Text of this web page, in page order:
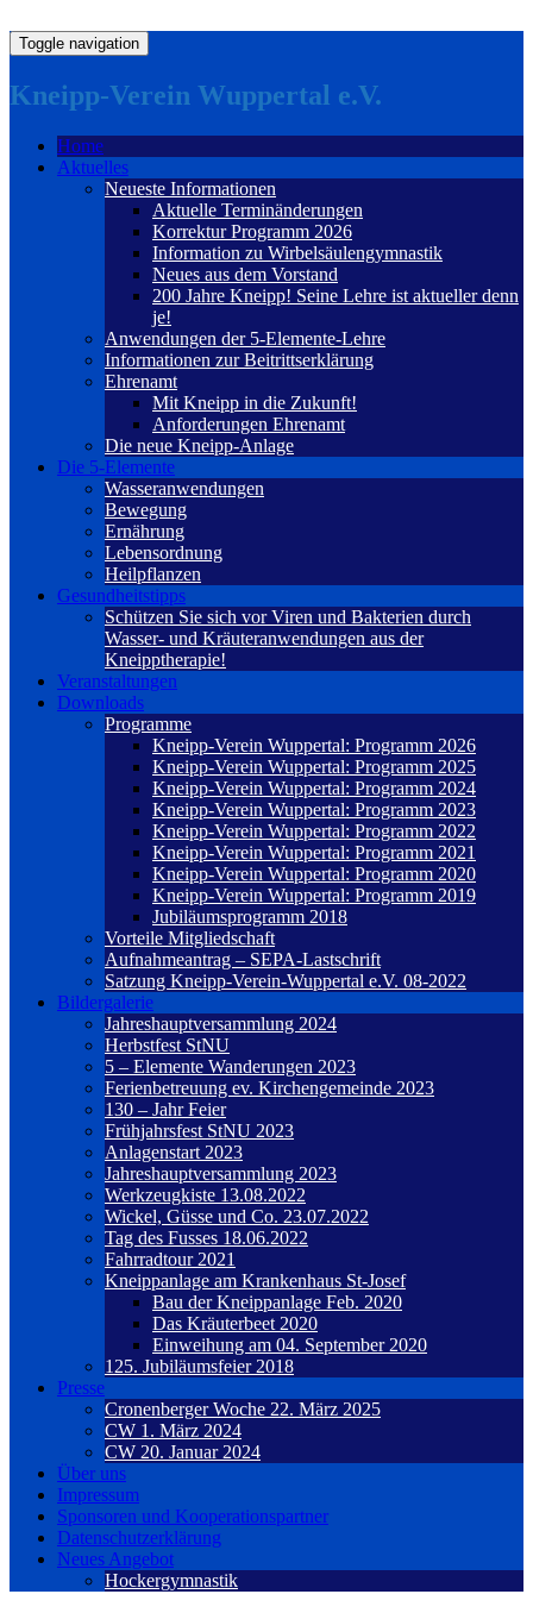
Toggle navigation
Kneipp-Verein Wuppertal e.V.
Home
Aktuelles
Neueste Informationen
Aktuelle Terminänderungen
Korrektur Programm 2026
Information zu Wirbelsäulengymnastik
Neues aus dem Vorstand
200 Jahre Kneipp! Seine Lehre ist aktueller denn
je!
Anwendungen der 5-Elemente-Lehre
Informationen zur Beitrittserklärung
Ehrenamt
Mit Kneipp in die Zukunft!
Anforderungen Ehrenamt
Die neue Kneipp-Anlage
Die 5-Elemente
Wasseranwendungen
Bewegung
Ernährung
Lebensordnung
Heilpflanzen
Gesundheitstipps
Schützen Sie sich vor Viren und Bakterien durch
Wasser- und Kräuteranwendungen aus der
Kneipptherapie!
Veranstaltungen
Downloads
Programme
Kneipp-Verein Wuppertal: Programm 2026
Kneipp-Verein Wuppertal: Programm 2025
Kneipp-Verein Wuppertal: Programm 2024
Kneipp-Verein Wuppertal: Programm 2023
Kneipp-Verein Wuppertal: Programm 2022
Kneipp-Verein Wuppertal: Programm 2021
Kneipp-Verein Wuppertal: Programm 2020
Kneipp-Verein Wuppertal: Programm 2019
Jubiläumsprogramm 2018
Vorteile Mitgliedschaft
Aufnahmeantrag – SEPA-Lastschrift
Satzung Kneipp-Verein-Wuppertal e.V. 08-2022
Bildergalerie
Jahreshauptversammlung 2024
Herbstfest StNU
5 – Elemente Wanderungen 2023
Ferienbetreuung ev. Kirchengemeinde 2023
130 – Jahr Feier
Frühjahrsfest StNU 2023
Anlagenstart 2023
Jahreshauptversammlung 2023
Werkzeugkiste 13.08.2022
Wickel, Güsse und Co. 23.07.2022
Tag des Fusses 18.06.2022
Fahrradtour 2021
Kneippanlage am Krankenhaus St-Josef
Bau der Kneippanlage Feb. 2020
Das Kräuterbeet 2020
Einweihung am 04. September 2020
125. Jubiläumsfeier 2018
Presse
Cronenberger Woche 22. März 2025
CW 1. März 2024
CW 20. Januar 2024
Über uns
Impressum
Sponsoren und Kooperationspartner
Datenschutzerklärung
Neues Angebot
Hockergymnastik